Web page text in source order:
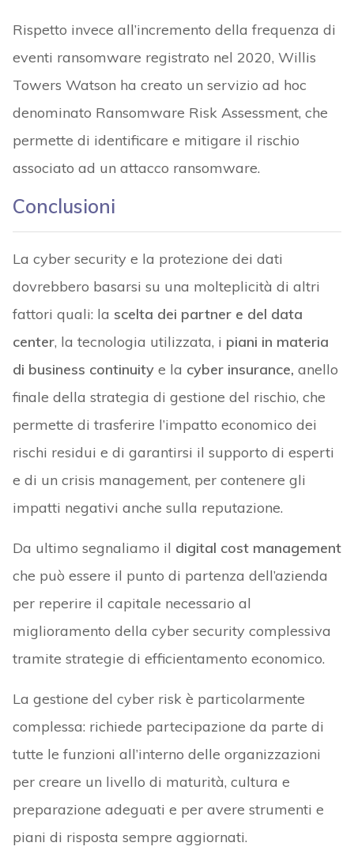
Rispetto invece all’incremento della frequenza di
eventi ransomware registrato nel 2020, Willis
Towers Watson ha creato un servizio ad hoc
denominato Ransomware Risk Assessment, che
permette di identificare e mitigare il rischio
associato ad un attacco ransomware.
Conclusioni
La cyber security e la protezione dei dati
dovrebbero basarsi su una molteplicità di altri
fattori quali: la scelta dei partner e del data
center, la tecnologia utilizzata, i piani in materia
di business continuity e la cyber insurance, anello
finale della strategia di gestione del rischio, che
permette di trasferire l’impatto economico dei
rischi residui e di garantirsi il supporto di esperti
e di un crisis management, per contenere gli
impatti negativi anche sulla reputazione.
Da ultimo segnaliamo il digital cost management
che può essere il punto di partenza dell’azienda
per reperire il capitale necessario al
miglioramento della cyber security complessiva
tramite strategie di efficientamento economico.
La gestione del cyber risk è particolarmente
complessa: richiede partecipazione da parte di
tutte le funzioni all’interno delle organizzazioni
per creare un livello di maturità, cultura e
preparazione adeguati e per avere strumenti e
piani di risposta sempre aggiornati.